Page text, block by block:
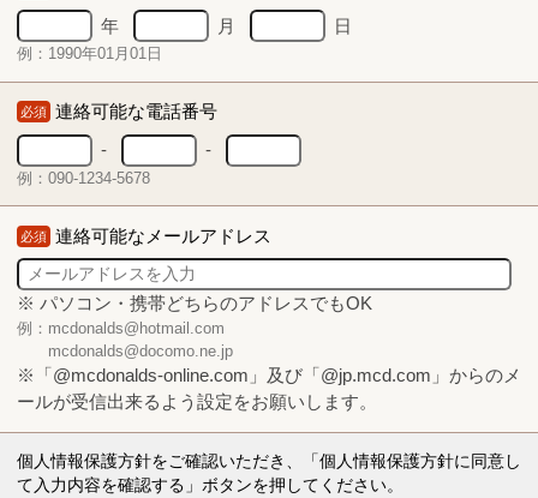
年
月 日
例：1990年01月01日
必須 連絡可能な電話番号
-
-
例：090-1234-5678
必須 連絡可能なメールアドレス
※ パソコン・携帯どちらのアドレスでもOK
例：mcdonalds@hotmail.com
mcdonalds@docomo.ne.jp
※「@mcdonalds-online.com」及び「@jp.mcd.com」からのメ
ールが受信出来るよう設定をお願いします。
個人情報保護方針をご確認いただき、「個人情報保護方針に同意し
て入力内容を確認する」ボタンを押してください。